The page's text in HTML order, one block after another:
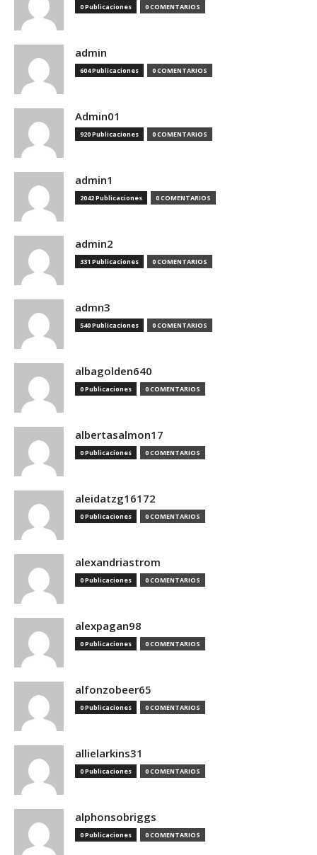
0 Publicaciones 0 COMENTARIOS
admin
604 Publicaciones 0 COMENTARIOS
Admin01
920 Publicaciones 0 COMENTARIOS
admin1
2042 Publicaciones 0 COMENTARIOS
admin2
331 Publicaciones 0 COMENTARIOS
admn3
540 Publicaciones 0 COMENTARIOS
albagolden640
0 Publicaciones 0 COMENTARIOS
albertasalmon17
0 Publicaciones 0 COMENTARIOS
aleidatzg16172
0 Publicaciones 0 COMENTARIOS
alexandriastrom
0 Publicaciones 0 COMENTARIOS
alexpagan98
0 Publicaciones 0 COMENTARIOS
alfonzobeer65
0 Publicaciones 0 COMENTARIOS
allielarkins31
0 Publicaciones 0 COMENTARIOS
alphonsobriggs
0 Publicaciones 0 COMENTARIOS